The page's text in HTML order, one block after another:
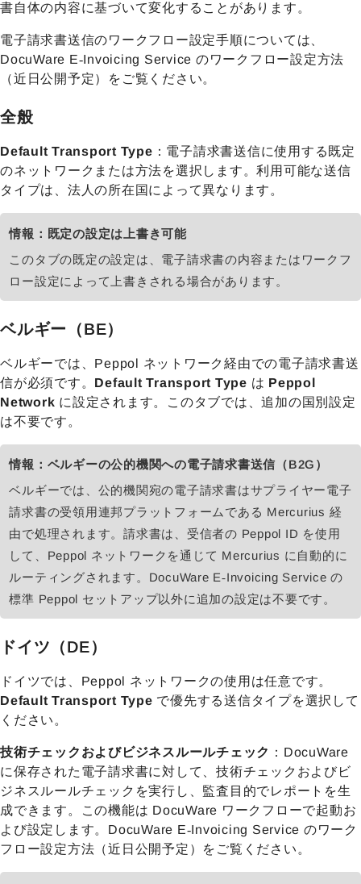
書自体の内容に基づいて変化することがあります。
電子請求書送信のワークフロー設定手順については、
DocuWare E‑Invoicing Service のワークフロー設定方法
（近日公開予定）をご覧ください。
全般
Default Transport Type ：電子請求書送信に使用する既定
のネットワークまたは方法を選択します。利用可能な送信
タイプは、法人の所在国によって異なります。
情報：既定の設定は上書き可能
このタブの既定の設定は、電子請求書の内容またはワークフ
ロー設定によって上書きされる場合があります。
ベルギー（BE）
ベルギーでは、Peppol ネットワーク経由での電子請求書送
信が必須です。 Default Transport Type は Peppol
Network に設定されます。このタブでは、追加の国別設定
は不要です。
情報：ベルギーの公的機関への電子請求書送信（B2G）
ベルギーでは、公的機関宛の電子請求書はサプライヤー電子
請求書の受領用連邦プラットフォームである Mercurius 経
由で処理されます。請求書は、受信者の Peppol ID を使用
して、Peppol ネットワークを通じて Mercurius に自動的に
ルーティングされます。DocuWare E‑Invoicing Service の
標準 Peppol セットアップ以外に追加の設定は不要です。
ドイツ（DE）
ドイツでは、Peppol ネットワークの使用は任意です。
Default Transport Type で優先する送信タイプを選択して
ください。
技術チェックおよびビジネスルールチェック ：DocuWare
に保存された電子請求書に対して、技術チェックおよびビ
ジネスルールチェックを実行し、監査目的でレポートを生
成できます。この機能は DocuWare ワークフローで起動お
よび設定します。DocuWare E‑Invoicing Service のワーク
フロー設定方法（近日公開予定）をご覧ください。